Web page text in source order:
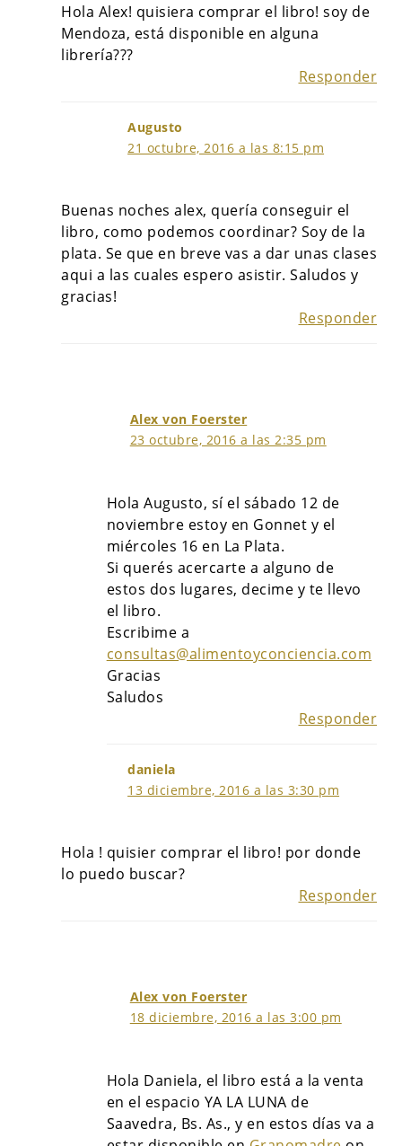
Hola Alex! quisiera comprar el libro! soy de
Mendoza, está disponible en alguna
librería???
Responder
Augusto
21 octubre, 2016 a las 8:15 pm
Buenas noches alex, quería conseguir el
libro, como podemos coordinar? Soy de la
plata. Se que en breve vas a dar unas clases
aqui a las cuales espero asistir. Saludos y
gracias!
Responder
Alex von Foerster
23 octubre, 2016 a las 2:35 pm
Hola Augusto, sí el sábado 12 de
noviembre estoy en Gonnet y el
miércoles 16 en La Plata.
Si querés acercarte a alguno de
estos dos lugares, decime y te llevo
el libro.
Escribime a
consultas@alimentoyconciencia.com
Gracias
Saludos
Responder
daniela
13 diciembre, 2016 a las 3:30 pm
Hola ! quisier comprar el libro! por donde
lo puedo buscar?
Responder
Alex von Foerster
18 diciembre, 2016 a las 3:00 pm
Hola Daniela, el libro está a la venta
en el espacio YA LA LUNA de
Saavedra, Bs. As., y en estos días va a